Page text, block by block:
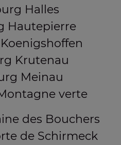
Halles
Hautepierre
Krutenau
Meinau
verte
des Bouchers
de Schirmeck